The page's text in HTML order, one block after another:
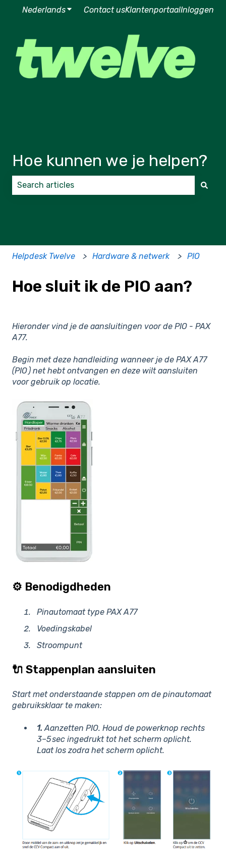
NederlandsSubmenu tonen voor vertalingen
Contact usKlantenportaalInloggen
Hoe kunnen we je helpen?
Helpdesk Twelve Hardware & netwerk PIO
Hoe sluit ik de PIO aan?
Hieronder vind je de aansluitingen voor de PIO - PAX
A77.
Begin met deze handleiding wanneer je de PAX A77
(PIO ) net hebt ontvangen en deze wilt aansluiten
voor gebruik op locatie.
⚙️ Benodigdheden
Pinautomaat type PAX A77
Voedingskabel
Stroompunt
🔌 Stappenplan aansluiten
Start met onderstaande stappen om de pinautomaat
gebruiksklaar te maken:
1. Aanzetten PIO. Houd de powerknop rechts
3–5 sec ingedrukt tot het scherm oplicht.
Laat los zodra het scherm oplicht.